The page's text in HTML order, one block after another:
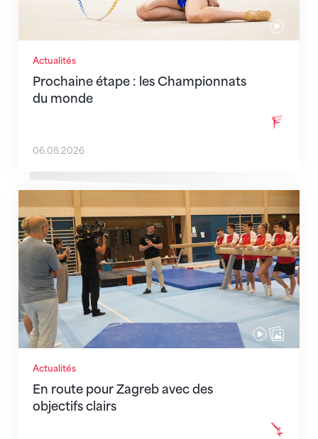
Actualités
Prochaine étape : les Championnats
du monde
06.08.2026
Actualités
En route pour Zagreb avec des
objectifs clairs
En route pour Zagreb avec des objectifs clairs